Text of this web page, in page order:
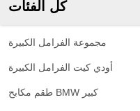
كل الفئات
مجموعة الفرامل الكبيرة
أودي كيت الفرامل الكبيرة
طقم مكابح BMW كبير